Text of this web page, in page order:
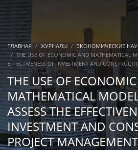
ГЛАВНАЯ ЖУРНАЛЫ
ЭКОНОМИЧЕСКИЕ
THE USE OF ECONOMIC AND MATHEMATICAL
EFFECTIVENESS OF INVESTMENT AND
THE USE OF
MATHEMATICAL
ASSESS THE
INVESTMENT AND
PROJECT MANAGEMENT